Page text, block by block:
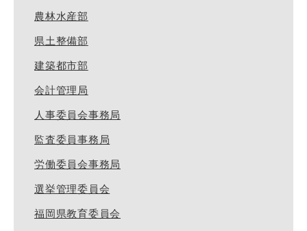
農林水産部
県土整備部
建築都市部
会計管理局
人事委員会事務局
監査委員事務局
労働委員会事務局
選挙管理委員会
福岡県教育委員会